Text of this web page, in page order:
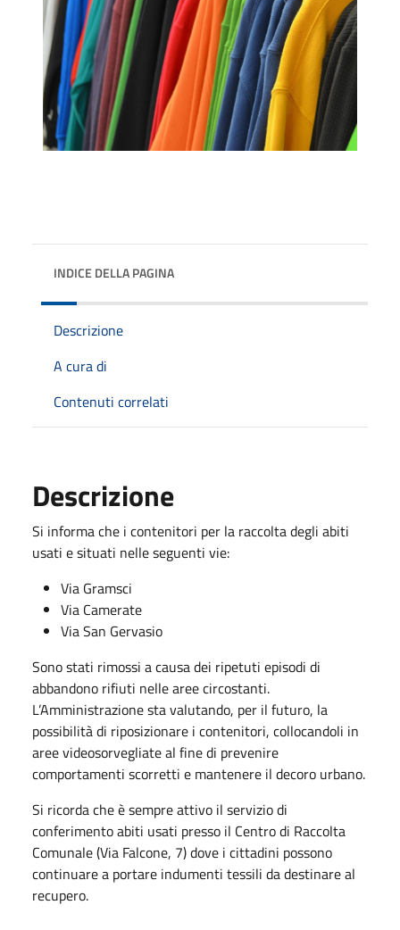
INDICE DELLA PAGINA
Descrizione
A cura di
Contenuti correlati
Descrizione
Si informa che i contenitori per la raccolta degli abiti
usati e situati nelle seguenti vie:
Via Gramsci
Via Camerate
Via San Gervasio
Sono stati rimossi a causa dei ripetuti episodi di
abbandono rifiuti nelle aree circostanti.
L’Amministrazione sta valutando, per il futuro, la
possibilità di riposizionare i contenitori, collocandoli in
aree videosorvegliate al fine di prevenire
comportamenti scorretti e mantenere il decoro urbano.
Si ricorda che è sempre attivo il servizio di
conferimento abiti usati presso il Centro di Raccolta
Comunale (Via Falcone, 7) dove i cittadini possono
continuare a portare indumenti tessili da destinare al
recupero.